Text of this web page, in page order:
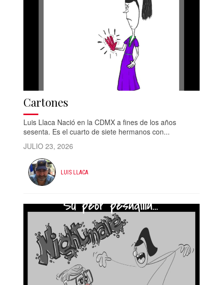
Cartones
Luis Llaca Nació en la CDMX a fines de los años
sesenta. Es el cuarto de siete hermanos con...
JULIO 23, 2026
LUIS LLACA